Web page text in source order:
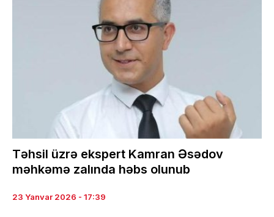
Təhsil üzrə ekspert Kamran Əsədov
məhkəmə zalında həbs olunub
23 Yanvar 2026 - 17:39